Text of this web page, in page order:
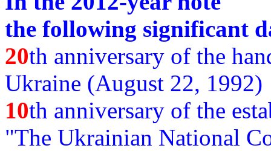
the following significant
20th anniversary of the
Ukraine (August 22, 1992)
10th anniversary of the
"The Ukrainian National